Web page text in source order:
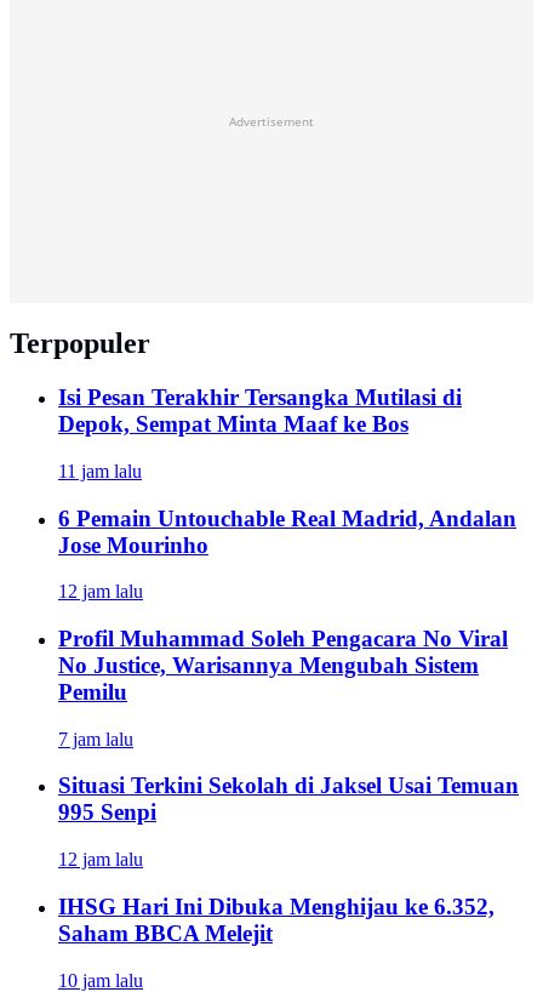
Advertisement
Terpopuler
Isi Pesan Terakhir Tersangka Mutilasi di
Depok, Sempat Minta Maaf ke Bos
11 jam lalu
6 Pemain Untouchable Real Madrid, Andalan
Jose Mourinho
12 jam lalu
Profil Muhammad Soleh Pengacara No Viral
No Justice, Warisannya Mengubah Sistem
Pemilu
7 jam lalu
Situasi Terkini Sekolah di Jaksel Usai Temuan
995 Senpi
12 jam lalu
IHSG Hari Ini Dibuka Menghijau ke 6.352,
Saham BBCA Melejit
10 jam lalu